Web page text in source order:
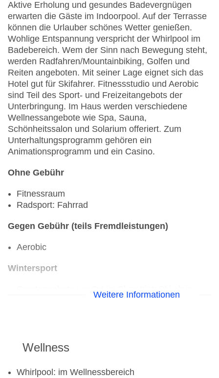
Aktive Erholung und gesundes Badevergnügen
erwarten die Gäste im Indoorpool. Auf der Terrasse
können die Urlauber schönes Wetter genießen.
Wohlige Entspannung verspricht der Whirlpool im
Badebereich. Wem der Sinn nach Bewegung steht,
werden Radfahren/Mountainbiking, Golfen und
Reiten angeboten. Mit seiner Lage eignet sich das
Hotel gut für Skifahrer. Fitnessstudio und Aerobic
sind Teil des Sport- und Freizeitangebots der
Unterbringung. Im Haus werden verschiedene
Wellnessangebote wie Spa, Sauna,
Schönheitssalon und Solarium offeriert. Zum
Unterhaltungsprogramm gehören ein
Animationsprogramm und ein Casino.
Ohne Gebühr
Fitnessraum
Radsport: Fahrrad
Gegen Gebühr (teils Fremdleistungen)
Aerobic
Wintersport
Sportangebote vor Ort im Skigebiet: Ski alpin
Weitere Informationen
Wellness
Whirlpool: im Wellnessbereich